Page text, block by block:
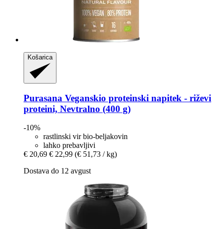
Košarica
Purasana Veganskio proteinski napitek -​ riževi
proteini, Nevtralno (400 g)
-10%
rastlinski vir bio-beljakovin
lahko prebavljivi
€ 20,69 € 22,99 (€ 51,73 / kg)
Dostava do 12 avgust